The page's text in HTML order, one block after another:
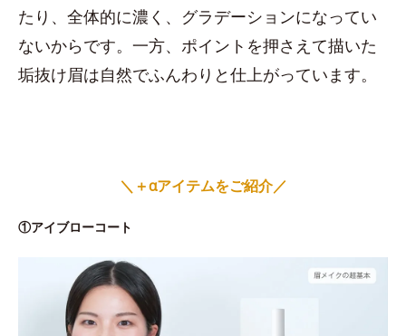
たり、全体的に濃く、グラデーションになってい
ないからです。一方、ポイントを押さえて描いた
垢抜け眉は自然でふんわりと仕上がっています。
＼＋αアイテムをご紹介／
①アイブローコート